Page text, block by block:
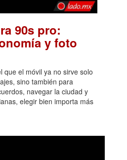
90s pro:
y foto
que el móvil ya no sirve solo
sino también para
navegar la ciudad y
elegir bien importa más